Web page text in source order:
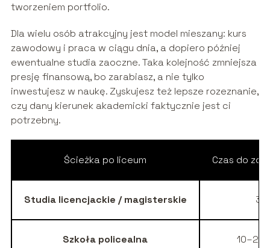
tworzeniem portfolio.
Dla wielu osób atrakcyjny jest model mieszany: kurs
zawodowy i praca w ciągu dnia, a dopiero później
ewentualne studia zaoczne. Taka kolejność zmniejsza
presję finansową, bo zarabiasz, a nie tylko
inwestujesz w naukę. Zyskujesz też lepsze rozeznanie,
czy dany kierunek akademicki faktycznie jest ci
potrzebny.
Ścieżka po liceum Czas do
Studia licencjackie / magisterskie
Szkoła policealna 10–24